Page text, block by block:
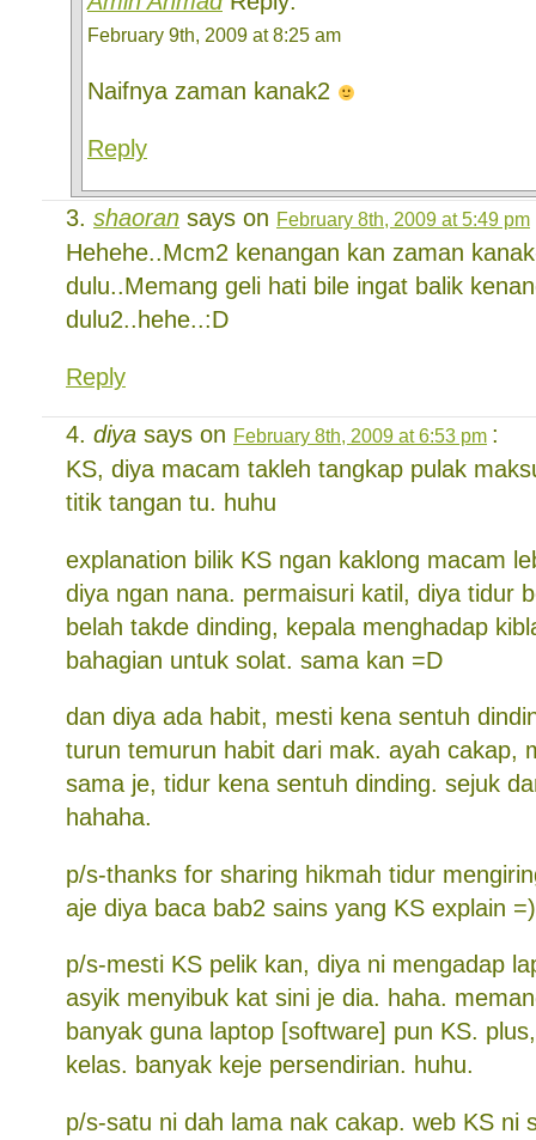
February 9th, 2009 at 8:25 am
Naifnya zaman kanak2
Reply
shaoran says on February 8th, 2009 at 5:49 pm
Hehehe..Mcm2 kenangan kan zaman
dulu..Memang geli hati bile ingat balik
dulu2..hehe..:D
Reply
diya says on February 8th, 2009 at 6:53 pm :
KS, diya macam takleh tangkap pulak
titik tangan tu. huhu
explanation bilik KS ngan kaklong macam
diya ngan nana. permaisuri katil, diya tidur
belah takde dinding, kepala menghadap
bahagian untuk solat. sama kan =D
dan diya ada habit, mesti kena sentuh
turun temurun habit dari mak. ayah cakap,
sama je, tidur kena sentuh dinding. sejuk
hahaha.
p/s-thanks for sharing hikmah tidur
aje diya baca bab2 sains yang KS explain =)
p/s-mesti KS pelik kan, diya ni mengadap
asyik menyibuk kat sini je dia. haha.
banyak guna laptop [software] pun KS.
kelas. banyak keje persendirian. huhu.
p/s-satu ni dah lama nak cakap. web KS ni